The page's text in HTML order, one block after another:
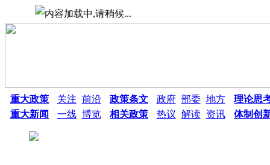
重大政策 关注 前沿 政策条文 政府 部委 地方
理论思
重大新闻
一线 博览 相关政策 热议 解读 资讯 体制创